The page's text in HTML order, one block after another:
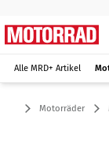
Alle MRD+ Artikel
Motorräder